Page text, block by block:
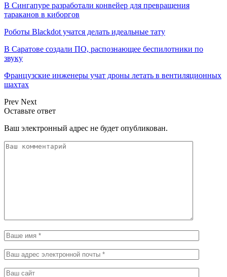
В Сингапуре разработали конвейер для превращения
тараканов в киборгов
Роботы Blackdot учатся делать идеальные тату
В Саратове создали ПО, распознающее беспилотники по
звуку
Французские инженеры учат дроны летать в вентиляционных
шахтах
Prev Next
Оставьте ответ
Ваш электронный адрес не будет опубликован.